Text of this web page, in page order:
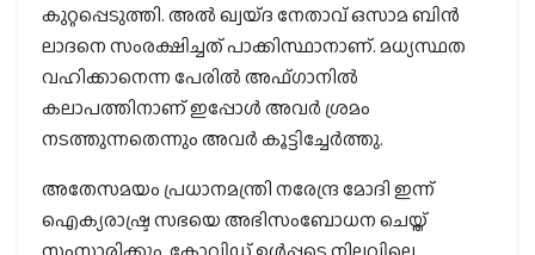
കുറ്റപ്പെടുത്തി. അല്‍ ഖ്വയ്ദ നേതാവ് ഒസാമ ബിന്‍
ലാദനെ സംരക്ഷിച്ചത് പാക്കിസ്ഥാനാണ്. മധ്യസ്ഥത
വഹിക്കാനെന്ന പേരില്‍ അഫ്ഗാനില്‍
കലാപത്തിനാണ് ഇപ്പോള്‍ അവര്‍ ശ്രമം
നടത്തുന്നതെന്നും അവര്‍ കൂട്ടിച്ചേര്‍ത്തു.
അതേസമയം പ്രധാനമന്ത്രി നരേന്ദ്ര മോദി ഇന്ന്
ഐക്യരാഷ്ട്ര സഭയെ അഭിസംബോധന ചെയ്ത്